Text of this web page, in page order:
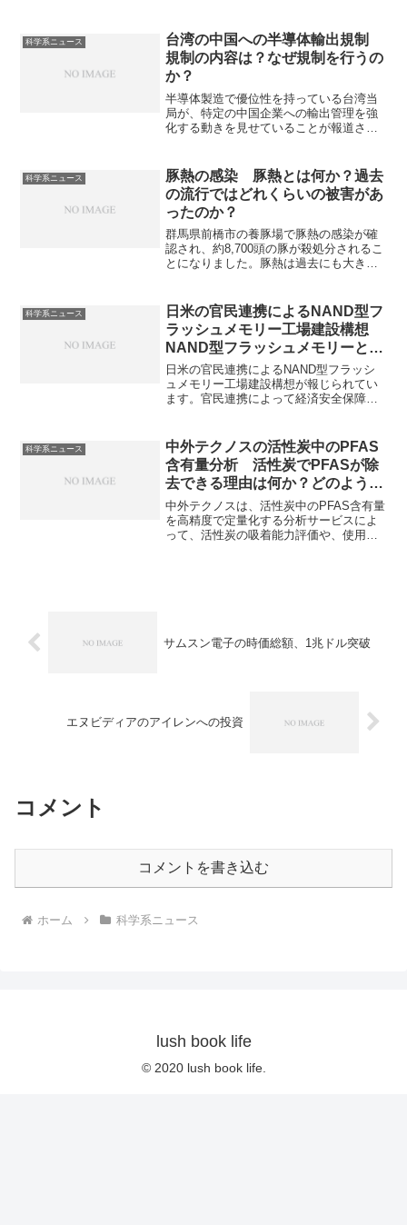
試料表面の静電気を打ち消す仕組みの
SEMで、絶縁体をそのままの状態で測定
できるなどの利点があります。チャージ
アップが起きる理由や低真空SEMの仕組
みを知ることができます。
科学系ニュース
台湾の中国への半導体輸出規制
規制の内容は？なぜ規制を行うの
か？
半導体製造で優位性を持っている台湾当
局が、特定の中国企業への輸出管理を強
化する動きを見せていることが報道され
容や中国側の対応を知ることができま
す。
科学系ニュース
豚熱の感染 豚熱とは何か？過去
の流行ではどれくらいの被害があ
ったのか？
群馬県前橋市の養豚場で豚熱の感染が確
認され、約8,700頭の豚が殺処分されるこ
とになりました。豚熱は過去にも大きな
うなウイルスが要因なのかを知ることが
できます。
科学系ニュース
日米の官民連携によるNAND型フ
ラッシュメモリー工場建設構想
NAND型フラッシュメモリーと
は？支援する理由は？
日米の官民連携によるNAND型フラッシ
ュメモリー工場建設構想が報じられてい
ます。官民連携によって経済安全保障の
慎重な姿勢を示していることも報じられ
ています。支援の理由とキオクシアが慎
重になる理由を知ることができます。
科学系ニュース
中外テクノスの活性炭中のPFAS
含有量分析 活性炭でPFASが除
去できる理由は何か？どのように
吸着量を分析するのか？
中外テクノスは、活性炭中のPFAS含有量
を高精度で定量化する分析サービスによ
って、活性炭の吸着能力評価や、使用済
サムスン電子の時価総額、1兆ドル突破
エヌビディアのアイレンへの投資
コメント
コメントを書き込む
ホーム 科学系ニュース
lush book life
© 2020 lush book life.